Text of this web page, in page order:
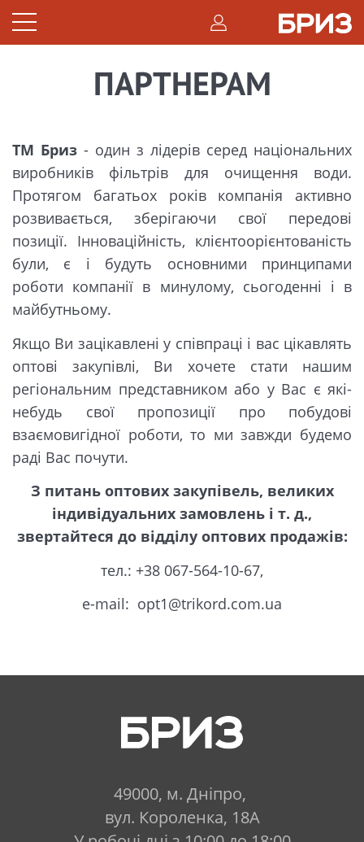
ПАРТНЕРАМ
ТМ Бриз - один з лідерів серед національних
виробників фільтрів для очищення води.
Протягом багатьох років компанія активно
розвивається, зберігаючи свої передові
позиції. Інноваційність, клієнтоорієнтованість
були, є і будуть основними принципами
роботи компанії в минулому, сьогоденні і в
майбутньому.
Якщо Ви зацікавлені у співпраці і вас цікавлять
оптові закупівлі, Ви хочете стати нашим
регіональним представником або у Вас є які-
небудь свої пропозиції про побудові
взаємовигідної роботи, то ми завжди будемо
раді Вас почути.
З питань оптових закупівель, великих
індивідуальних замовлень і т. д.,
звертайтеся до відділу оптових продажів:
тел.: +38 067-564-10-67,
e-mail: opt1@trikord.com.ua
49000, м. Дніпро,
вул. Короленка, 18А